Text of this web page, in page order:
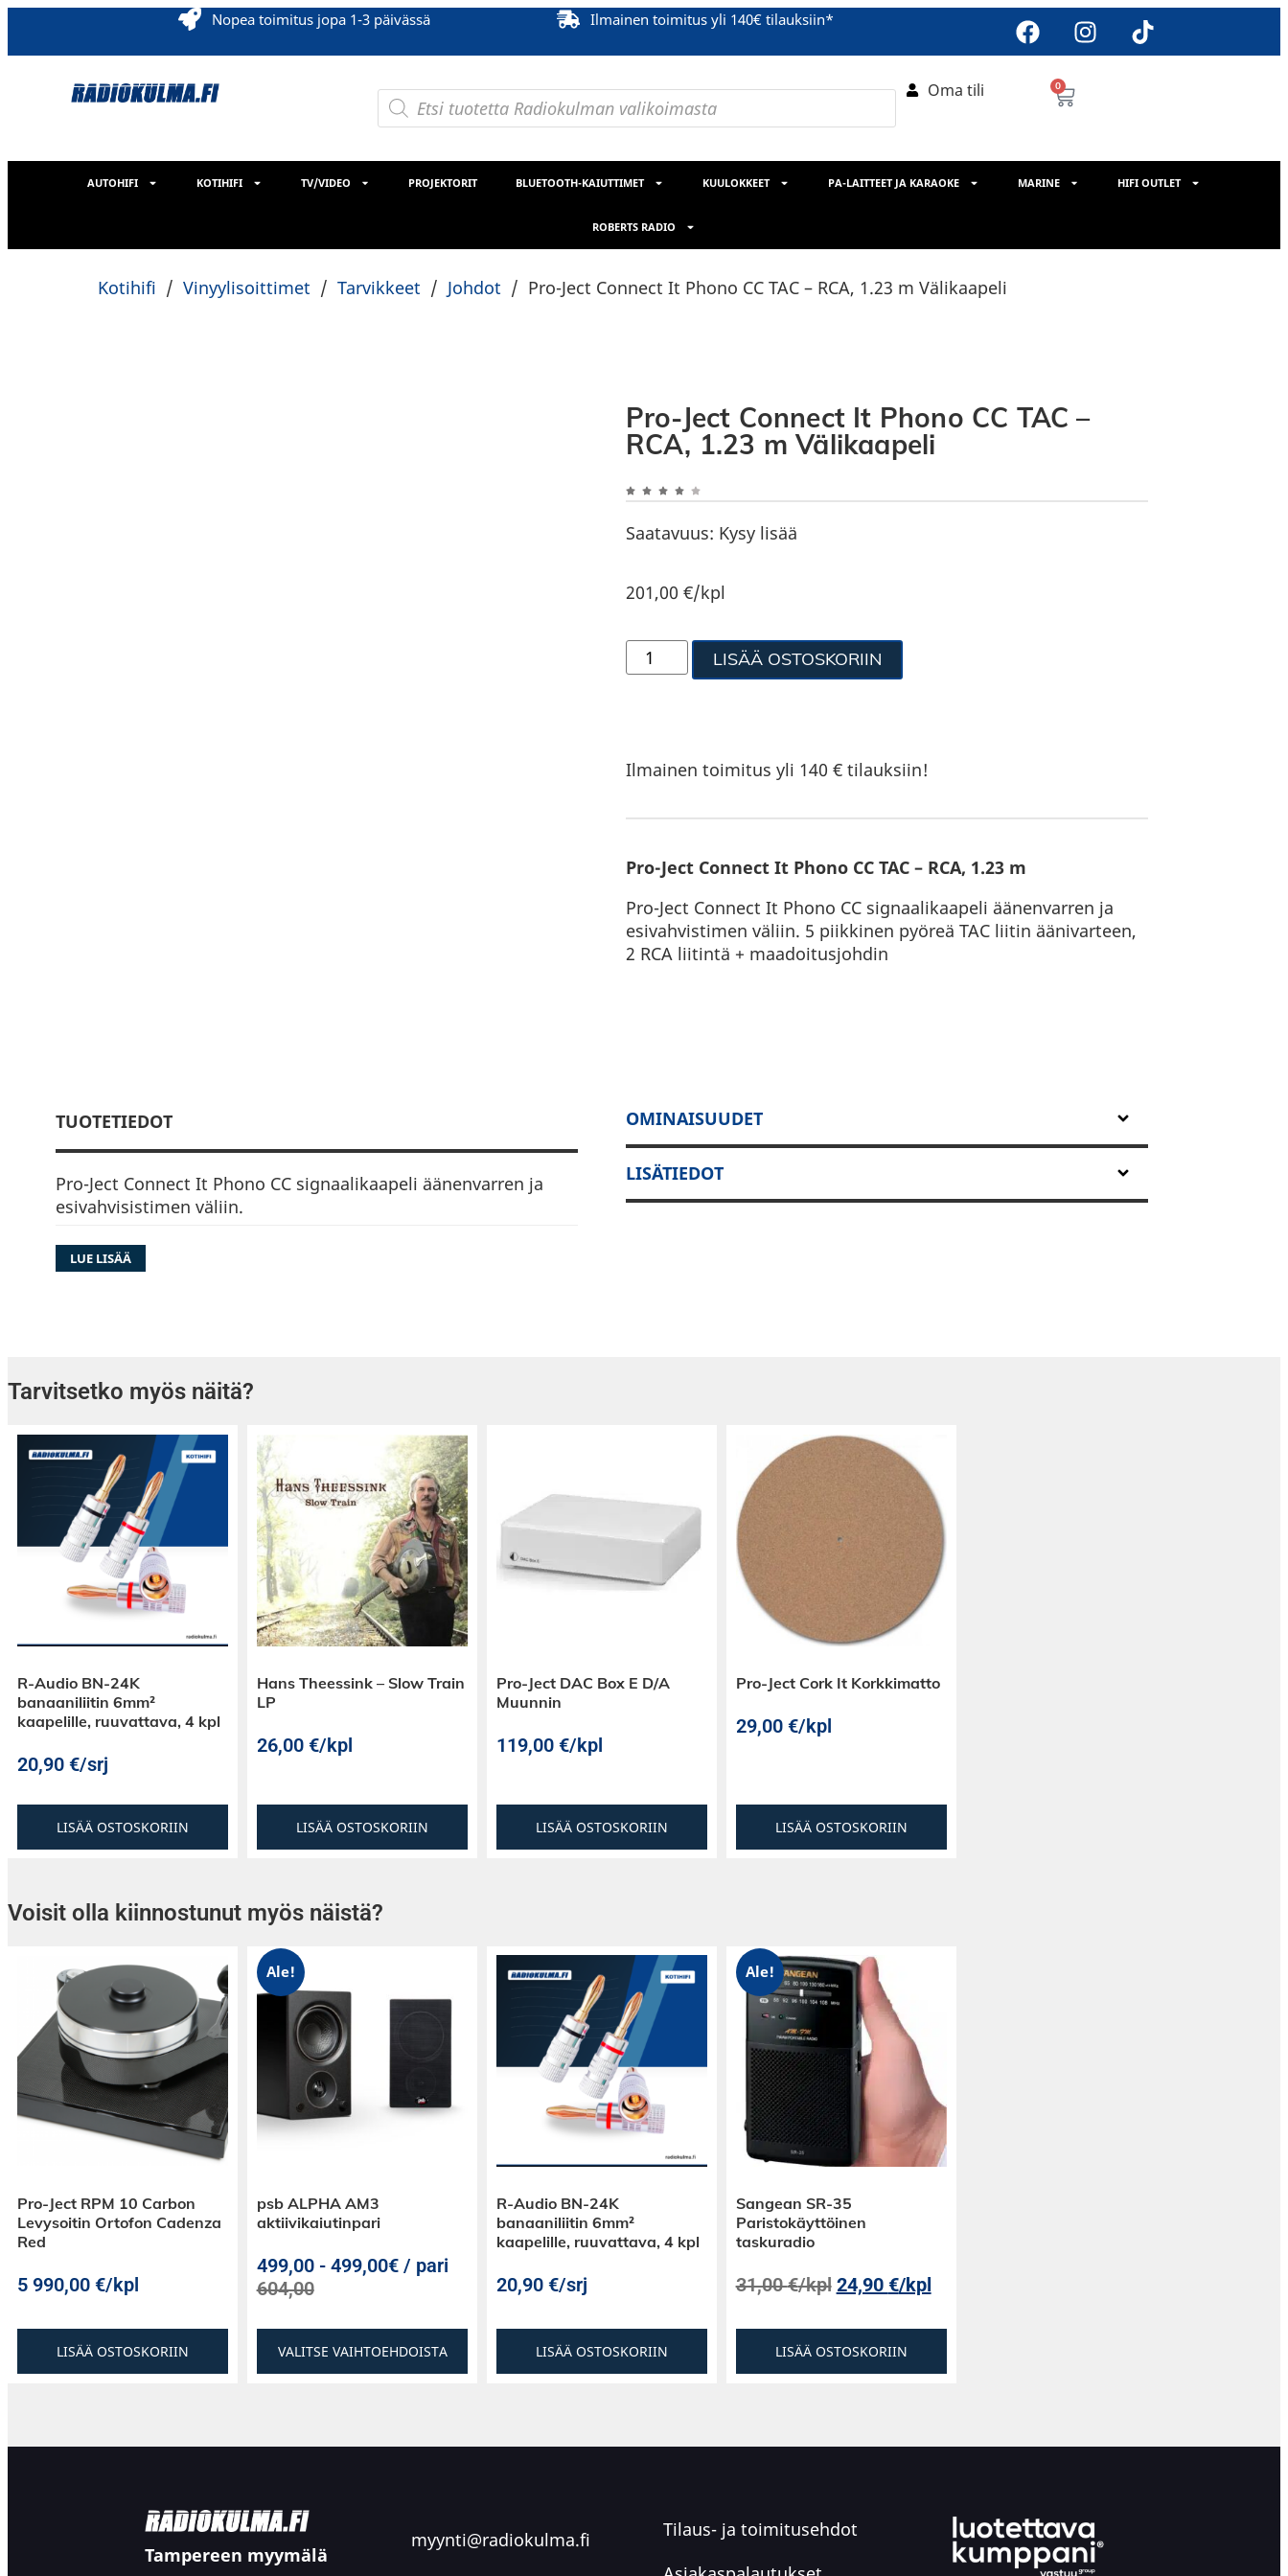
Nopea toimitus jopa 1-3 päivässä Ilmainen toimitus yli 140€ tilauksiin*
Oma tili 0
AUTOHIFI KOTIHIFI TV/VIDEO PROJEKTORIT BLUETOOTH-KAIUTTIMET KUULOKKEET PA-LAITTEET JA KARAOKE MARINE HIFI OUTLET
ROBERTS RADIO
Kotihifi / Vinyylisoittimet / Tarvikkeet / Johdot / Pro-Ject Connect It Phono CC TAC – RCA, 1.23 m Välikaapeli
Pro-Ject Connect It Phono CC TAC –
RCA, 1.23 m Välikaapeli
Saatavuus: Kysy lisää
201,00 €/kpl
LISÄÄ OSTOSKORIIN
Ilmainen toimitus yli 140 € tilauksiin!
Pro-Ject Connect It Phono CC TAC – RCA, 1.23 m
Pro-Ject Connect It Phono CC signaalikaapeli äänenvarren ja
esivahvistimen väliin. 5 piikkinen pyöreä TAC liitin äänivarteen,
2 RCA liitintä + maadoitusjohdin
TUOTETIEDOT
Pro-Ject Connect It Phono CC signaalikaapeli äänenvarren ja
esivahvisistimen väliin.
5 piikkinen pyöreä TAC liitin äänivarteen, 2 RCA liitintä
maadoitusjohdin.
kuparista ja suojattu ylimääräisellä kerroksella hiilikuitua
LUE LISÄÄ
OMINAISUUDET
LISÄTIEDOT
Tarvitsetko myös näitä?
R-Audio BN-24K
banaaniliitin 6mm²
kaapelille, ruuvattava, 4 kpl
20,90 €/srj
LISÄÄ OSTOSKORIIN
Hans Theessink – Slow Train
LP
26,00 €/kpl
LISÄÄ OSTOSKORIIN
Pro-Ject DAC Box E D/A
Muunnin
119,00 €/kpl
LISÄÄ OSTOSKORIIN
Pro-Ject Cork It Korkkimatto
29,00 €/kpl
LISÄÄ OSTOSKORIIN
Voisit olla kiinnostunut myös näistä?
Pro-Ject RPM 10 Carbon
Levysoitin Ortofon Cadenza
Red
5 990,00 €/kpl
LISÄÄ OSTOSKORIIN
Ale!
psb ALPHA AM3
aktiivikaiutinpari
499,00- 499,00€ / pari
604,00
VALITSE VAIHTOEHDOISTA
R-Audio BN-24K
banaaniliitin 6mm²
kaapelille, ruuvattava, 4 kpl
20,90 €/srj
LISÄÄ OSTOSKORIIN
Ale!
Sangean SR-35
Paristokäyttöinen
taskuradio
31,00€/kpl 24,90 €/kpl
LISÄÄ OSTOSKORIIN
Tampereen myymälä
myynti@radiokulma.fi
Tilaus- ja toimitusehdot